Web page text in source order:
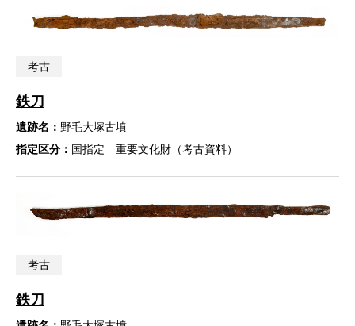
考古
鉄刀
遺跡名： 野毛大塚古墳
指定区分： 国指定 重要文化財（考古資料）
考古
鉄刀